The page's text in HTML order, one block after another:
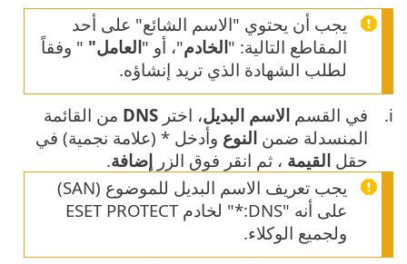
يجب أن يحتوي "الاسم الشائع" على أحد
المقاطع التالية: "الخادم"، أو "العامل" " وفقاً
لطلب الشهادة الذي تريد إنشاؤه.
في القسم الاسم البديل، اختر DNS من القائمة
المنسدلة ضمن النوع وأدخل * (علامة نجمية) في
حقل القيمة ، ثم انقر فوق الزر إضافة.
يجب تعريف الاسم البديل للموضوع (SAN)
على أنه "DNS:*" لخادم ESET PROTECT
ولجميع الوكلاء.